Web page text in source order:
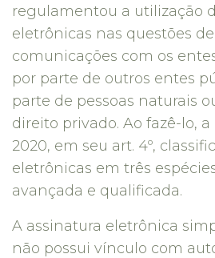
regulamentou a utilização
eletrônicas nas questões
comunicações com os
por parte de outros entes
parte de pessoas naturais
direito privado. Ao fazê-lo, a
2020, em seu art. 4º,
eletrônicas em três
avançada e qualificada.
A assinatura eletrônica
não possui vínculo com